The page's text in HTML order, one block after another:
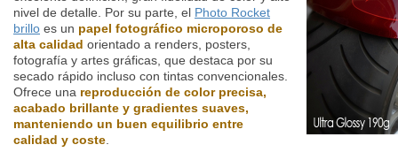
nivel de detalle. Por su parte, el Photo Rocket
brillo es un papel fotográfico microporoso de
alta calidad orientado a renders, posters,
fotografía y artes gráficas, que destaca por su
secado rápido incluso con tintas convencionales.
Ofrece una reproducción de color precisa,
acabado brillante y gradientes suaves,
manteniendo un buen equilibrio entre
calidad y coste